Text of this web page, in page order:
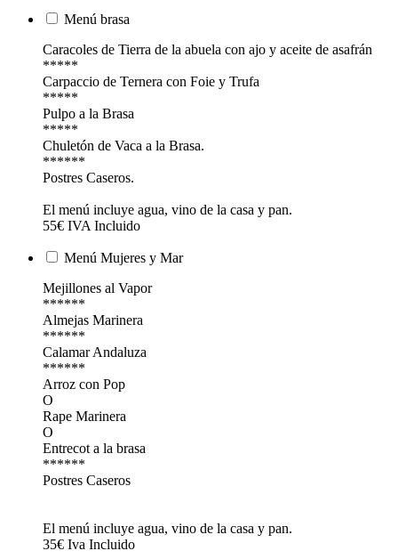
Menú brasa
Caracoles de Tierra de la abuela con ajo y aceite de asafrán
*****
Carpaccio de Ternera con Foie y Trufa
*****
Pulpo a la Brasa
*****
Chuletón de Vaca a la Brasa.
******
Postres Caseros.
El menú incluye agua, vino de la casa y pan.
55€ IVA Incluido
Menú Mujeres y Mar
Mejillones al Vapor
******
Almejas Marinera
******
Calamar Andaluza
******
Arroz con Pop
O
Rape Marinera
O
Entrecot a la brasa
******
Postres Caseros
El menú incluye agua, vino de la casa y pan.
35€ Iva Incluido